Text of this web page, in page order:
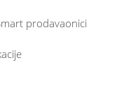
prodavaonici